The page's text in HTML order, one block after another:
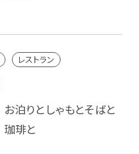
レストラン
お泊りとしゃもとそばと
珈琲と